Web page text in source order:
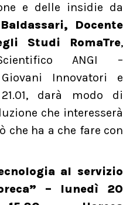
e delle insidie da
Docente
Studi RomaTre,
ANGI –
Innovatori e
darà modo di
che interesserà
che ha a che fare con
al servizio
– lunedì 20